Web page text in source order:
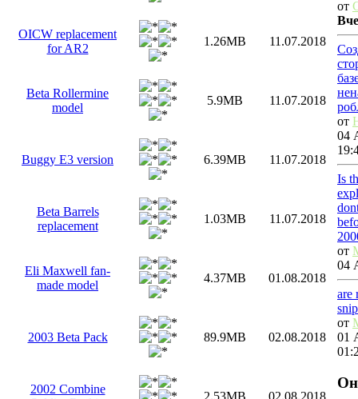
OICW replacement
for AR2
1.26MB 11.07.2018
Beta Rollermine
model
5.9MB 11.07.2018
Buggy E3 version 6.39MB 11.07.2018
Beta Barrels
replacement
1.03MB 11.07.2018
Eli Maxwell fan-
made model
4.37MB 01.08.2018
2003 Beta Pack 89.9MB 02.08.2018
2002 Combine
от
от
04
Is
от
04
are
от
01